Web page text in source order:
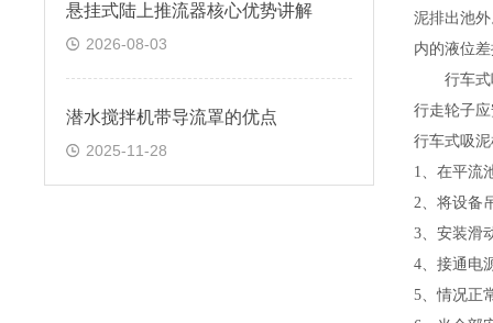
悬挂式陆上推流器核心优势讲解
2026-08-03
潜水搅拌机带导流罩的优点
2025-11-28
泥排出池
内的液位
行车式吸
行走轮子
行车式吸
1、在平流
2、将设备
3、安装滑
4、接通电
5、情况正